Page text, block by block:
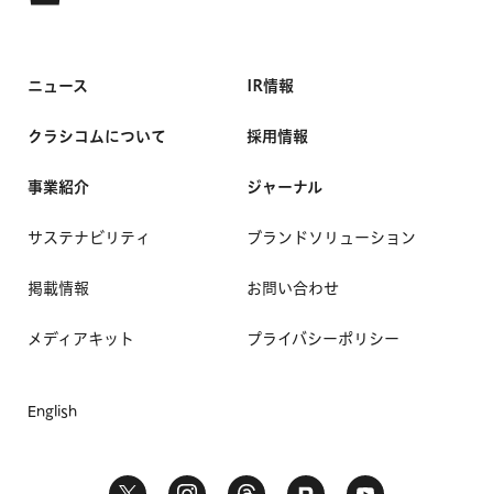
ニュース
クラシコムについて
事業紹介
IR情報
採用情報
ジャーナル
サステナビリティ
掲載情報
メディアキット
ブランドソリューション
お問い合わせ
プライバシーポリシー
English